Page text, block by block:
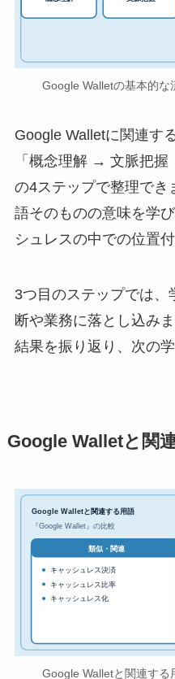
Google Walletの基本的
Google Walletに関連す
「概念理解 → 文脈把
の4ステップで整理でき
語そのものの意味を学
シュレスの中での位置
3つ目のステップでは、
断や業務に落とし込み
結果を振り返り、次の
Google Walletと関
Google Walletと関連する用語
『Google Wallet』の比較
類似・関連
キャッシュレス決済
キャッシュレス比率
キャッシュレス化
Google Walletと関連す